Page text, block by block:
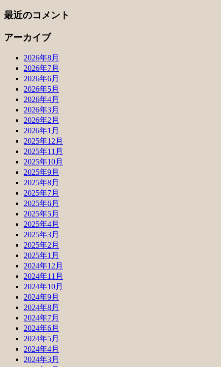
最近のコメント
アーカイブ
2026年8月
2026年7月
2026年6月
2026年5月
2026年4月
2026年3月
2026年2月
2026年1月
2025年12月
2025年11月
2025年10月
2025年9月
2025年8月
2025年7月
2025年6月
2025年5月
2025年4月
2025年3月
2025年2月
2025年1月
2024年12月
2024年11月
2024年10月
2024年9月
2024年8月
2024年7月
2024年6月
2024年5月
2024年4月
2024年3月